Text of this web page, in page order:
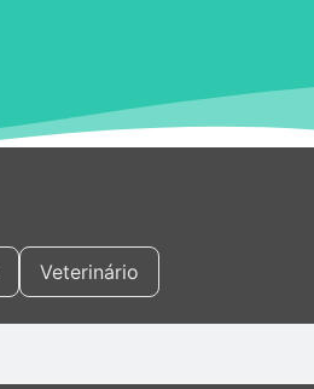
Veterinário